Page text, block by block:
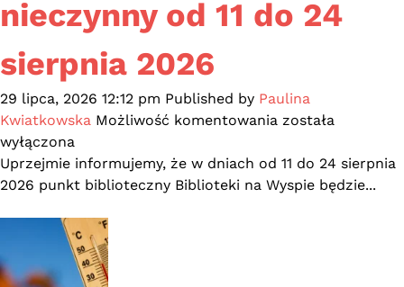
nieczynny od 11 do 24
sierpnia 2026
29 lipca, 2026 12:12 pm Published by Paulina
Kwiatkowska Możliwość komentowania Punkt
na
Wyspie
została
wyłączona
Uprzejmie informujemy, że w dniach od 11 do 24 sierpnia
2026 punkt biblioteczny Biblioteki na Wyspie będzie...